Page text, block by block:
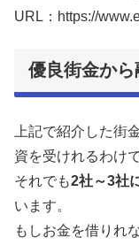
URL：https://
優良街金か
上記で紹介した街
資を受けれるわけ
それでも2社～3社
います。
もしお金を借りれ